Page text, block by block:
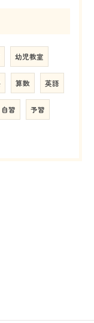
幼児教室
算数 英語
自習 予習